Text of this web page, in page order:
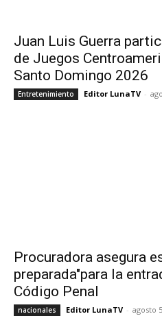
Juan Luis Guerra
de Juegos
Santo Domingo 2026
Entretenimiento Editor LunaTV -
Procuradora asegura
preparada"para la
Código Penal
nacionales Editor LunaTV - agosto